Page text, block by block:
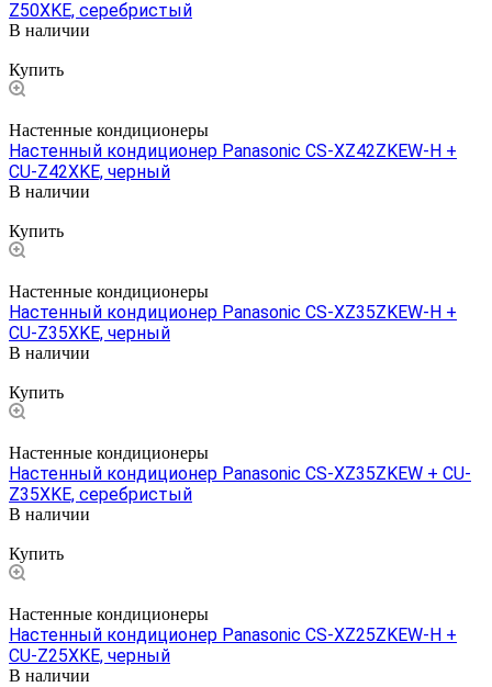
Z50XKE, серебристый
В наличии
Купить
Настенные кондиционеры
Настенный кондиционер Panasonic CS-XZ42ZKEW-H +
CU-Z42XKE, черный
В наличии
Купить
Настенные кондиционеры
Настенный кондиционер Panasonic CS-XZ35ZKEW-H +
CU-Z35XKE, черный
В наличии
Купить
Настенные кондиционеры
Настенный кондиционер Panasonic CS-XZ35ZKEW + CU-
Z35XKE, серебристый
В наличии
Купить
Настенные кондиционеры
Настенный кондиционер Panasonic CS-XZ25ZKEW-H +
CU-Z25XKE, черный
В наличии